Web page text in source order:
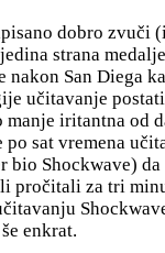
dobro zvuči
strana
nakon San Diega
učitavanje
manje iritantna od
po sat vremena
bio Shockwave)
pročitali za tri
enkrat.